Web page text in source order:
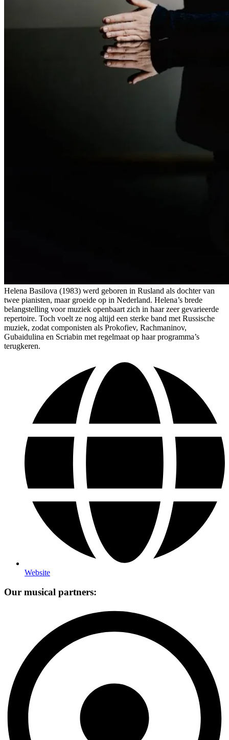
Helena Basilova (1983) werd geboren in Rusland als dochter van
twee pianisten, maar groeide op in Nederland. Helena’s brede
belangstelling voor muziek openbaart zich in haar zeer gevarieerde
repertoire. Toch voelt ze nog altijd een sterke band met Russische
muziek, zodat componisten als Prokofiev, Rachmaninov,
Gubaidulina en Scriabin met regelmaat op haar programma’s
terugkeren.
Website
Our musical partners: